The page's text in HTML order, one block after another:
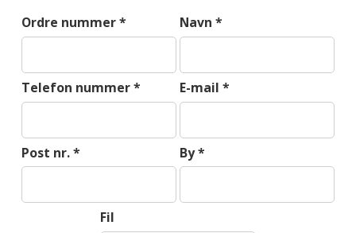
Ordre nummer* Navn *
Telefon nummer* E-mail *
Post nr.* By*
Fil